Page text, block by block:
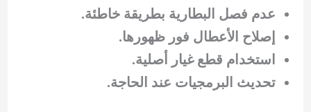
عدم فصل البطارية بطريقة خاطئة.
إصلاح الأعطال فور ظهورها.
استخدام قطع غيار أصلية.
تحديث البرمجيات عند الحاجة.